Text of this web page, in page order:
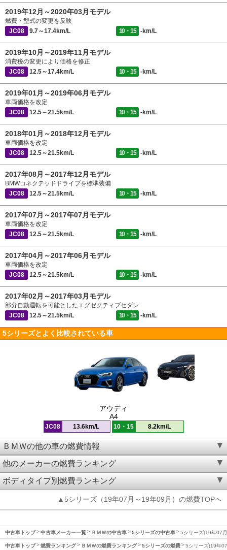
2019年12月～2020年03月モデル
燃費・型式の変更を反映
JC08
9.7～17.4km/L 10・15 -km/L
2019年10月～2019年11月モデル
消費税の変更により価格を修正
JC08
12.5～17.4km/L 10・15 -km/L
2019年01月～2019年06月モデル
車両価格を改定
JC08
12.5～21.5km/L 10・15 -km/L
2018年01月～2018年12月モデル
車両価格を改定
JC08
12.5～21.5km/L 10・15 -km/L
2017年08月～2017年12月モデル
BMWコネクテッドドライブを標準装備
JC08
12.5～21.5km/L 10・15 -km/L
2017年07月～2017年07月モデル
車両価格を改定
JC08
12.5～21.5km/L 10・15 -km/L
2017年04月～2017年06月モデル
車両価格を改定
JC08
12.5～21.5km/L 10・15 -km/L
2017年02月～2017年03月モデル
部分自動運転を可能としたエグゼクティブセダン
JC08
12.5～21.5km/L 10・15 -km/L
5シリーズとよく比較されている車
アウディ
A4
JC08 13.6km/L 10・15 8.2km/L
ＢＭＷの他の車の燃費情報
他のメーカーの燃費ランキング
ボディタイプ別燃費ランキング
▲5シリーズ（19年07月～19年09月）の燃費TOPへ
中古車トップ 中古車メーカー一覧 ＢＭＷの中古車 5シリーズの中古車 5シリーズ(19年07
中古車トップ 燃費ランキング ＢＭＷの燃費ランキング 5シリーズの燃費 5シリーズ(19年